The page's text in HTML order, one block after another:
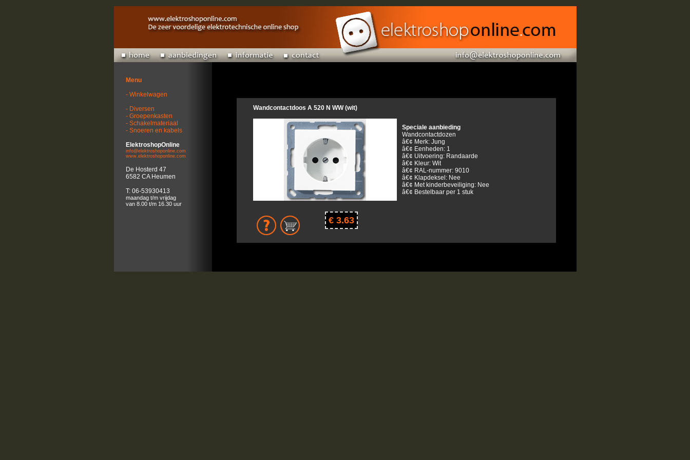
Menu
- Winkelwagen
- Diversen
- Groepenkasten
- Schakelmateriaal
- Snoeren en kabels
ElektroshopOnline
info@elektroshoponline.com
www.elektroshoponline.com
De Hosterd 47
6582 CA Heumen
T: 06-53930413
maandag t/m vrijdag
van 8.00 t/m 16.30 uur
Wandcontactdoos A 520 N WW (wit)
Speciale aanbieding
Wandcontactdozen
â€¢ Merk: Jung
â€¢ Eenheden: 1
â€¢ Uitvoering: Randaarde
â€¢ Kleur: Wit
â€¢ RAL-nummer: 9010
â€¢ Klapdeksel: Nee
â€¢ Met kinderbeveiliging: Nee
â€¢ Bestelbaar per 1 stuk
€ 3.63